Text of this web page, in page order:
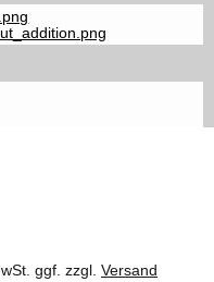
ggf. zzgl. Versand